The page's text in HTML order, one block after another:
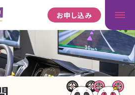
お申し込み